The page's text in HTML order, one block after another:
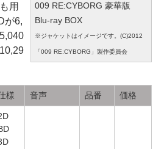
009 RE:CYBORG 豪華版
Blu-ray BOX
※ジャケットはイメージです。(C)2012
「009 RE:CYBORG」製作委員会
用
が6,
様 音声 品番 価格